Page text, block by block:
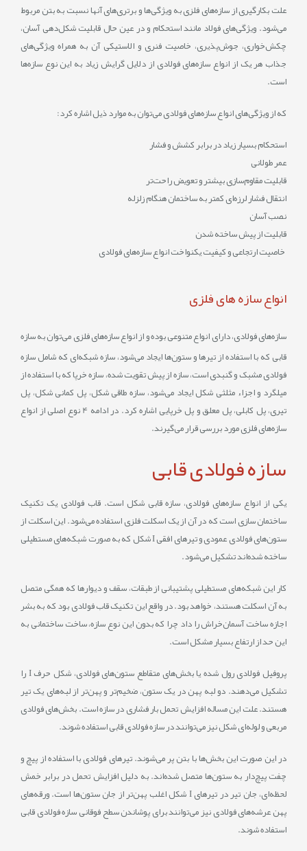
علت بکارگیری ازسازه‌های فلزی به ویژگی‌ها و برتری‌های آنها نسبت به بتن مربوط
می‌شود. ویژگی‌های فولاد مانند استحکام و در عین‌ حال قابلیت شکل‌دهی آسان،
چکش‌خواری، جوش‌پذیری، خاصیت فنری و الاستیکی آن به همراه ویژگی‌های
جذاب هر یک از انواع سازه‌های فولادی از دلایل گرایش زیاد به این نوع سازه‌ها
است.
که از ویژگی‌‌های انواع سازه‌‌های فولادی می‌‌توان به موارد ذیل اشاره کرد:
استحکام بسیار زیاد در برابر کشش و فشار
عمر طولانی
قابلیت مقاوم‌‌سازی بیشتر و تعویض راحت‌‌تر
انتقال فشار لرزه‌‌ای کمتر به ساختمان هنگام زلزله
نصب آسان
قابلیت از پیش‌ ساخته شدن
خاصیت ارتجاعی و کیفیت یکنواخت انواع سازه‌‌های فولادی
انواع سازه‌ های فلزی
سازه‌‌های فولادی، دارای انواع متنوعی بوده و از انواع سازه‌‌های فلزی می‌‌توان به سازه
قابی که با استفاده از تیرها و ستون‌‌ها ایجاد می‌‌شود، سازه شبکه‌‌ای که شامل سازه
فولادی مشبک و گنبدی است، سازه از پیش تقویت‌ شده، سازه خرپا که با استفاده از
میلگرد و اجزاء مثلثی شکل ایجاد می‌‌شود، سازه طاقی شکل، پل کمانی شکل، پل
تیری، پل کابلی، پل معلق و پل خرپایی اشاره کرد. در ادامه 4 نوع اصلی از انواع
سازه‌‌های فلزی مورد بررسی قرار می‌‌گیرند.
سازه فولادی قابی
یکی از انواع سازه‌‌های فولادی، سازه قابی شکل است. قاب فولادی یک تکنیک
ساختمان‌ سازی است که در آن از یک اسکلت فلزی استفاده می‌شود. این اسکلت از
ستون‌‌های فولادی عمودی و تیرهای افقی I شکل که به‌ صورت شبکه‌‌های مستطیلی
ساخته‌ شده‌‌اند تشکیل می‌‌شود.
کار این شبکه‌‌های مستطیلی پشتیبانی از طبقات، سقف و دیوارها که همگی متصل
به آن اسکلت هستند، خواهد بود. در واقع این تکنیک قاب فولادی بود که به بشر
اجازه ساخت آسمان‌خراش را داد چرا که بدون این نوع سازه، ساخت ساختمانی به
این حد از ارتفاع بسیار مشکل است.
پروفیل فولادی رول شده یا بخش‌های متقاطع ستون‌های فولادی، شکل حرف I را
تشکیل می‌دهند. دو لبه پهن در یک ستون، ضخیم‌تر و پهن‌تر از لبه‌های یک تیر
هستند. علت این مساله افزایش تحمل بار فشاری در سازه است. بخش‌های فولادی
مربعی و لوله‌ای شکل نیز می‌توانند در سازه فولادی قابی استفاده شوند.
در این صورت این بخش‌ها با بتن پر می‌شوند. تیرهای فولادی با استفاده از پیچ و
چفت پیچ‌دار به ستون‌ها متصل شده‌اند. به دلیل افزایش تحمل در برابر خمش
لحظه‌ای، جان تیر در تیرهای I شکل اغلب پهن‌تر از جان ستون‌ها است. ورقه‌های
پهن عرشه‌های فولادی نیز می‌توانند برای پوشاندن سطح فوقانی سازه فولادی قابی
استفاده شوند.